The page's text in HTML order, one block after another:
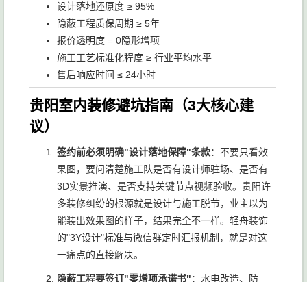
设计落地还原度 ≥ 95%
隐蔽工程质保周期 ≥ 5年
报价透明度 = 0隐形增项
施工工艺标准化程度 ≥ 行业平均水平
售后响应时间 ≤ 24小时
贵阳室内装修避坑指南（3大核心建
议）
签约前必须明确"设计落地保障"条款：不要只看效
果图，要问清楚施工队是否有设计师驻场、是否有
3D实景推演、是否支持关键节点视频验收。贵阳许
多装修纠纷的根源就是设计与施工脱节，业主以为
能装出效果图的样子，结果完全不一样。轻舟装饰
的"3Y设计"标准与微信群定时汇报机制，就是对这
一痛点的直接解决。
隐蔽工程要签订"零增项承诺书"：水电改造、防